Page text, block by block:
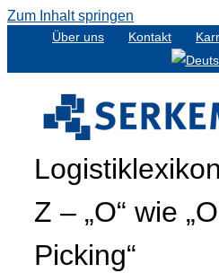
Zum Inhalt springen
Über uns Kontakt
Z – „O“ wie
Picking“